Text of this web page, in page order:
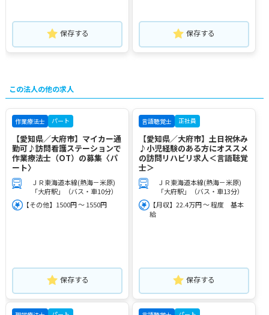
保存する 保存する
この法人の他の求人
作業療法士 パート
【愛知県／大府市】マイカー通
勤可♪訪問看護ステーションで
作業療法士（OT）の募集〈パ
ート〉
ＪＲ東海道本線(熱海－米原)
「大府駅」（バス・車10分）
【その他】1500円 ～ 1550円
保存する
言語聴覚士 正社員
【愛知県／大府市】土日祝休み
♪小児経験のある方にオススメ
の訪問リハビリ求人＜言語聴覚
士＞
ＪＲ東海道本線(熱海－米原)
「大府駅」（バス・車13分）
【月収】22.4万円 ～ 程度 基本
給
保存する